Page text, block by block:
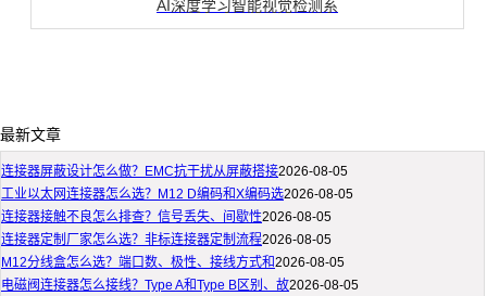
AI深度学习智能视觉检测系
最新文章
连接器屏蔽设计怎么做？EMC抗干扰从屏蔽搭接2026-08-05
工业以太网连接器怎么选？M12 D编码和X编码选2026-08-05
连接器接触不良怎么排查？信号丢失、间歇性2026-08-05
连接器定制厂家怎么选？非标连接器定制流程2026-08-05
M12分线盒怎么选？端口数、极性、接线方式和2026-08-05
电磁阀连接器怎么接线？Type A和Type B区别、故2026-08-05